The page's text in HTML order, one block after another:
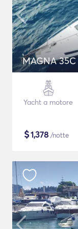
MAGNA 35C
Yacht a motore
$1,378 /notte